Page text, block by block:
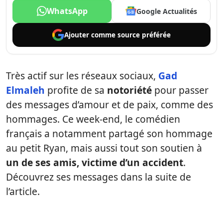
WhatsApp Google Actualités
Ajouter comme source préférée
Très actif sur les réseaux sociaux, Gad
Elmaleh profite de sa notoriété pour passer
des messages d’amour et de paix, comme des
hommages. Ce week-end, le comédien
français a notamment partagé son hommage
au petit Ryan, mais aussi tout son soutien à
un de ses amis, victime d’un accident.
Découvrez ses messages dans la suite de
l’article.